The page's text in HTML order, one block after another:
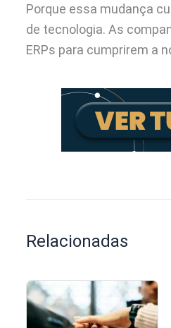
Porque essa mudança
de tecnologia. As
ERPs para cumprirem a
Relacionadas